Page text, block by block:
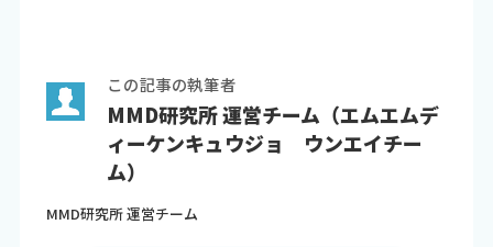
この記事の執筆者
MMD研究所 運営チーム（エムエムデ
ィーケンキュウジョ ウンエイチー
ム）
MMD研究所 運営チーム